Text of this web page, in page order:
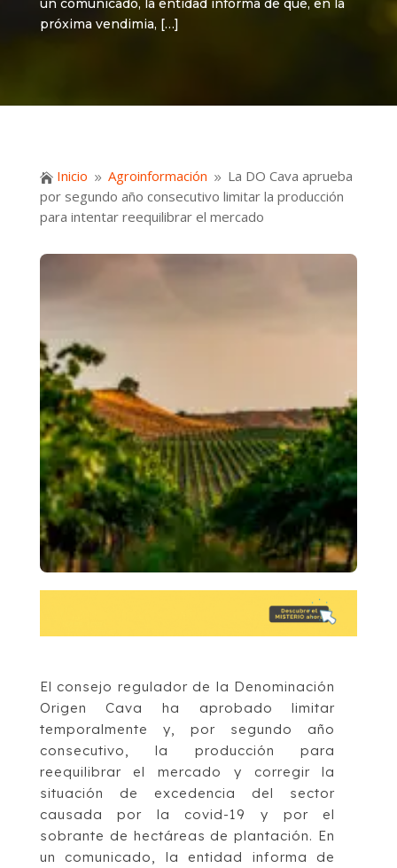
un comunicado, la entidad informa de que, en la
próxima vendimia, […]
 Inicio 9 Agroinformación 9 La DO Cava aprueba
por segundo año consecutivo limitar la producción
para intentar reequilibrar el mercado
El consejo regulador de la Denominación
Origen Cava ha aprobado limitar
temporalmente y, por segundo año
consecutivo, la producción para
reequilibrar el mercado y corregir la
situación de excedencia del sector
causada por la covid-19 y por el
sobrante de hectáreas de plantación. En
un comunicado, la entidad informa de